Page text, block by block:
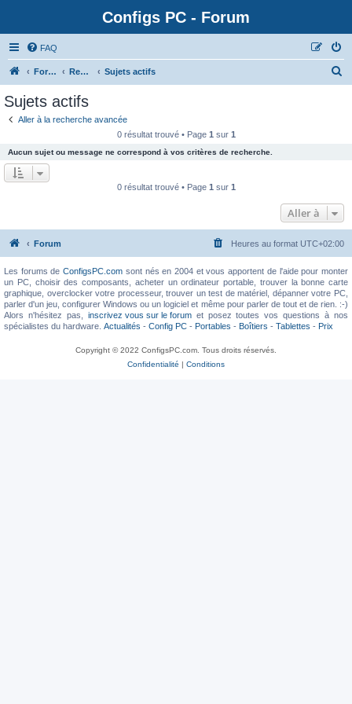
Configs PC - Forum
FAQ
Forum Rechercher Sujets actifs
Sujets actifs
Aller à la recherche avancée
0 résultat trouvé • Page 1 sur 1
Aucun sujet ou message ne correspond à vos critères de recherche.
0 résultat trouvé • Page 1 sur 1
Aller à
Forum Heures au format UTC+02:00
Les forums deConfigsPC.com sont nés en 2004 et vous apportent de l'aide pour monter
un PC, choisir des composants, acheter un ordinateur portable, trouver la bonne carte
graphique, overclocker votre processeur, trouver un test de matériel, dépanner votre PC,
parler d'un jeu, configurer Windows ou un logiciel et même pour parler de tout et de rien. :-)
Alors n'hésitez pas, inscrivez vous sur le forumet posez toutes vos questions à nos
spécialistes du hardware. Actualités - Config PC - Portables - Boîtiers - Tablettes - Prix
Copyright © 2022 ConfigsPC.com. Tous droits réservés.
Confidentialité | Conditions